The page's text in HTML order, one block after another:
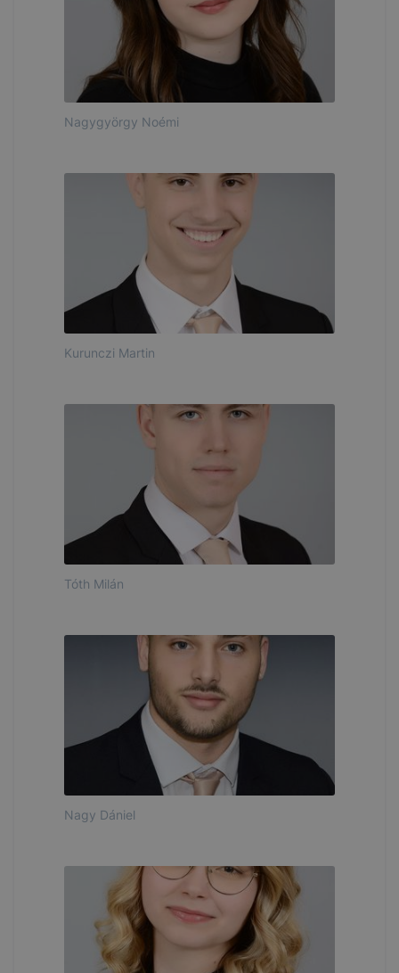
Nagygyörgy Noémi
Kurunczi Martin
Tóth Milán
Nagy Dániel